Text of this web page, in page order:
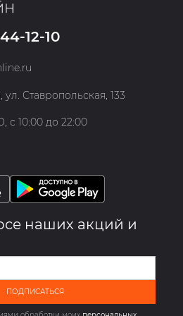
12-10
ул. Ставропольская, 133
10:00 до 22:00
наших акций и
ПОДПИСАТЬСЯ